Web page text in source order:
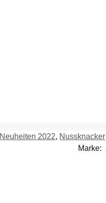
Neuheiten 2022, Nussknacker
Marke: